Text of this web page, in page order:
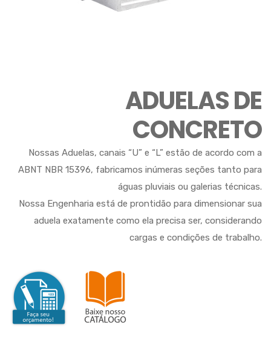
ADUELAS DE
CONCRETO
Nossas Aduelas, canais “U” e “L” estão de acordo com a
ABNT NBR 15396, fabricamos inúmeras seções tanto para
águas pluviais ou galerias técnicas.
Nossa Engenharia está de prontidão para dimensionar sua
aduela exatamente como ela precisa ser, considerando
cargas e condições de trabalho.